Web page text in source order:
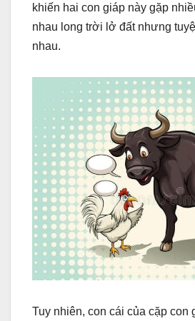
khiến hai con giáp này gặp
nhau long trời lở đất nhưng
nhau.
Tuy nhiên, con cái của cặp con